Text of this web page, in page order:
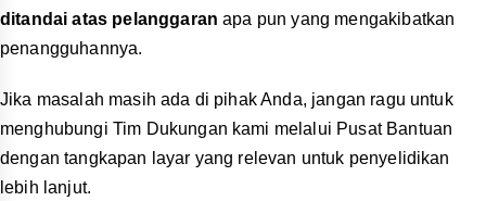
ditandai atas pelanggaran apa pun yang mengakibatkan
penangguhannya.
Jika masalah masih ada di pihak Anda, jangan ragu untuk
menghubungi Tim Dukungan kami melalui Pusat Bantuan
dengan tangkapan layar yang relevan untuk penyelidikan
lebih lanjut.